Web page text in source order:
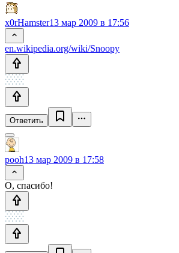
x0rHamster13 мар 2009 в 17:56
en.wikipedia.org/wiki/Snoopy
Ответить
pooh13 мар 2009 в 17:58
О, спасибо!